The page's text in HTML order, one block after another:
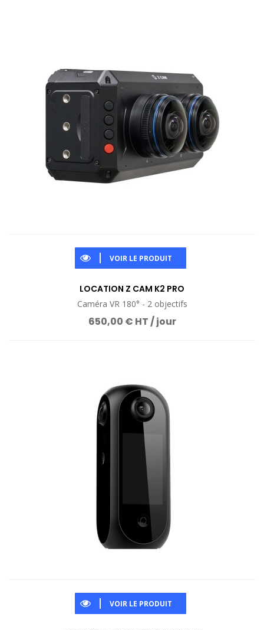
VOIR LE PRODUIT
LOCATION Z CAM K2 PRO
Caméra VR 180° - 2 objectifs
650,00 € HT / jour
VOIR LE PRODUIT